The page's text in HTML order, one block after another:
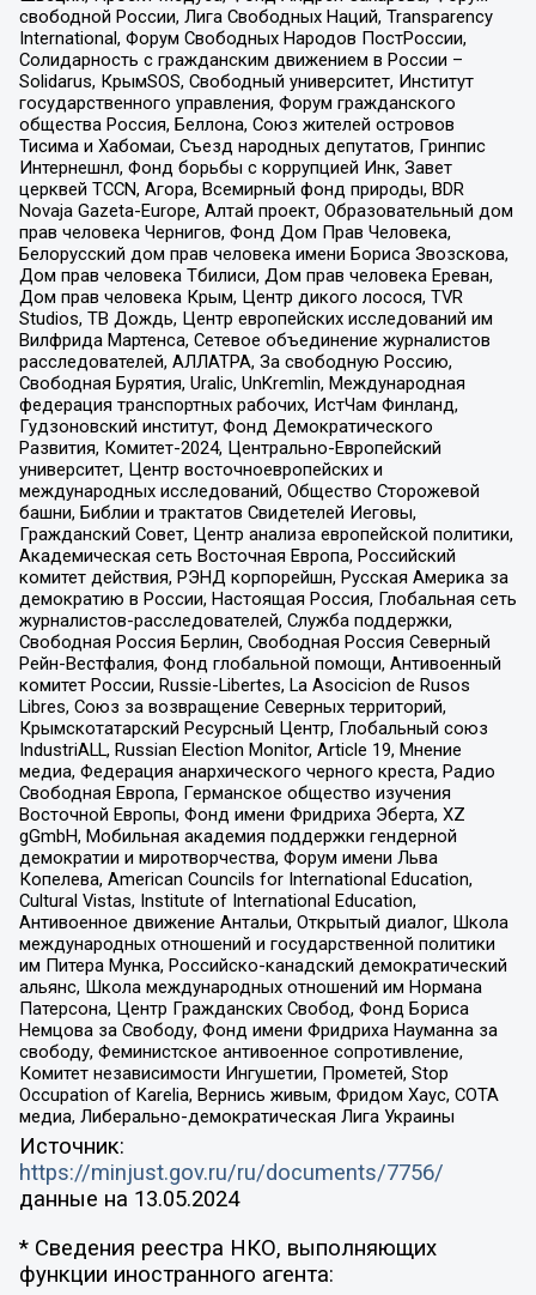
свободной России, Лига Свободных Наций, Transparеncy
International, Форум Свободных Народов ПостРоссии,
Солидарность с гражданским движением в России –
Solidarus, КрымSOS, Свободный университет, Институт
государственного управления, Форум гражданского
общества Россия, Беллона, Союз жителей островов
Тисима и Хабомаи, Съезд народных депутатов, Гринпис
Интернешнл, Фонд борьбы с коррупцией Инк, Завет
церквей TCCN, Агора, Всемирный фонд природы, BDR
Novaja Gazeta-Europe, Алтай проект, Образовательный дом
прав человека Чернигов, Фонд Дом Прав Человека,
Белорусский дом прав человека имени Бориса Звозскова,
Дом прав человека Тбилиси, Дом прав человека Ереван,
Дом прав человека Крым, Центр дикого лосося, TVR
Studios, ТВ Дождь, Центр европейских исследований им
Вилфрида Мартенса, Сетевое объединение журналистов
расследователей, АЛЛАТРА, За свободную Россию,
Свободная Бурятия, Uralic, UnKremlin, Международная
федерация транспортных рабочих, ИстЧам Финланд,
Гудзоновский институт, Фонд Демократического
Развития, Комитет-2024, Центрально-Европейский
университет, Центр восточноевропейских и
международных исследований, Общество Сторожевой
башни, Библии и трактатов Свидетелей Иеговы,
Гражданский Совет, Центр анализа европейской политики,
Академическая сеть Восточная Европа, Российский
комитет действия, РЭНД корпорейшн, Русская Америка за
демократию в России, Настоящая Россия, Глобальная сеть
журналистов-расследователей, Служба поддержки,
Свободная Россия Берлин, Свободная Россия Северный
Рейн-Вестфалия, Фонд глобальной помощи, Антивоенный
комитет России, Russie-Libertes, La Asocicion de Rusos
Libres, Союз за возвращение Северных территорий,
Крымскотатарский Ресурсный Центр, Глобальный союз
IndustriALL, Russian Election Monitor, Article 19, Мнение
медиа, Федерация анархического черного креста, Радио
Свободная Европа, Германское общество изучения
Восточной Европы, Фонд имени Фридриха Эберта, XZ
gGmbH, Мобильная академия поддержки гендерной
демократии и миротворчества, Форум имени Льва
Копелева, American Councils for International Education,
Cultural Vistas, Institute of International Education,
Антивоенное движение Антальи, Открытый диалог, Школа
международных отношений и государственной политики
им Питера Мунка, Российско-канадский демократический
альянс, Школа международных отношений им Нормана
Патерсона, Центр Гражданских Свобод, Фонд Бориса
Немцова за Свободу, Фонд имени Фридриха Науманна за
свободу, Феминистское антивоенное сопротивление,
Комитет независимости Ингушетии, Прометей, Stop
Occupation of Karelia, Вернись живым, Фридом Хаус, СОТА
медиа, Либерально-демократическая Лига Украины
Источник:
https://minjust.gov.ru/ru/documents/7756/
данные на 13.05.2024
* Сведения реестра НКО, выполняющих
функции иностранного агента: